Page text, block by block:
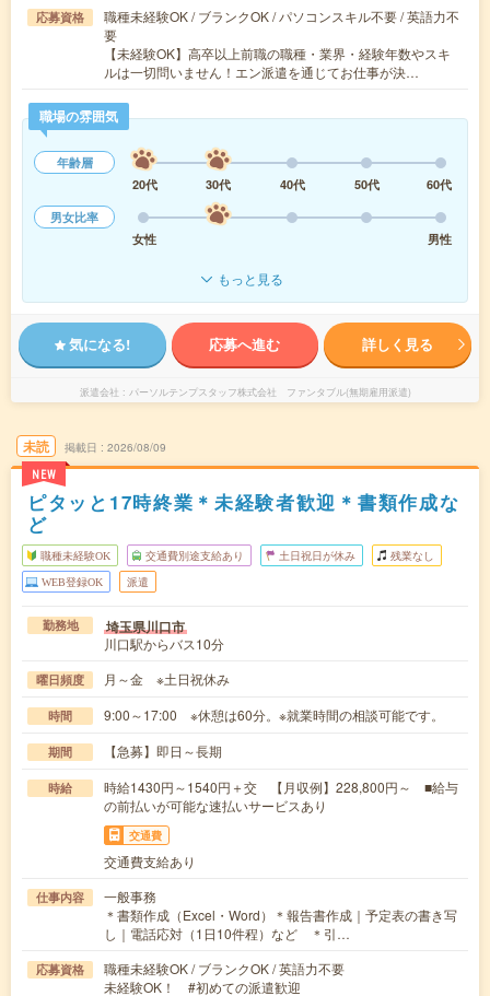
応募資格
職種未経験OK / ブランクOK / パソコンスキル不要 / 英語力不
要
【未経験OK】高卒以上前職の職種・業界・経験年数やスキ
ルは一切問いません！エン派遣を通じてお仕事が決…
職場の雰囲気
年齢層
20代
30代 40代 50代
60代
男女比率
女性
男性
もっと見る
気になる! 応募へ進む 詳しく見る
派遣会社 パーソルテンプスタッフ株式会社 ファンタブル(無期雇用派遣)
未読
NEW
掲載日 2026/08/09
ピタッと17時終業＊未経験者歓迎＊書類作成な
ど
職種未経験OK 交通費別途支給あり 土日祝日が休み 残業なし
WEB登録OK 派遣
勤務地 埼玉県川口市
川口駅からバス10分
曜日頻度 月～金 ※土日祝休み
時間 9:00～17:00 ※休憩は60分。※就業時間の相談可能です。
期間 【急募】即日～長期
時給
時給1430円～1540円＋交 【月収例】228,800円～ ■給与
の前払いが可能な速払いサービスあり
交通費
交通費支給あり
仕事内容
一般事務
＊書類作成（Excel・Word）＊報告書作成｜予定表の書き写
し｜電話応対（1日10件程）など ＊引…
応募資格
職種未経験OK / ブランクOK / 英語力不要
未経験OK！ #初めての派遣歓迎